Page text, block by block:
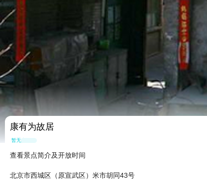
康有为故居
暂无点评
查看景点简介及开放时间
北京市西城区（原宣武区）米市胡同43号